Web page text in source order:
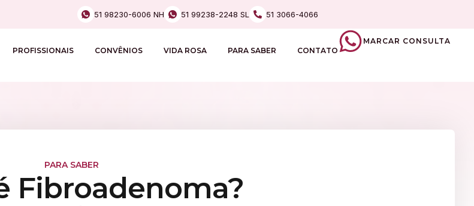
51 98230-6006 NH 51 99238-2248 SL 51 3066-4066
PROFISSIONAIS CONVÊNIOS VIDA ROSA PARA SABER CONTATO
MARCAR CONSULTA
PARA SABER
Fibroadenoma?